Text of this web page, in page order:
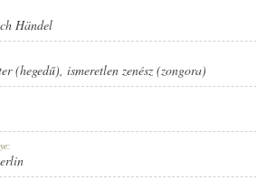
Händel
(hegedű), ismeretlen zenész (zongora)